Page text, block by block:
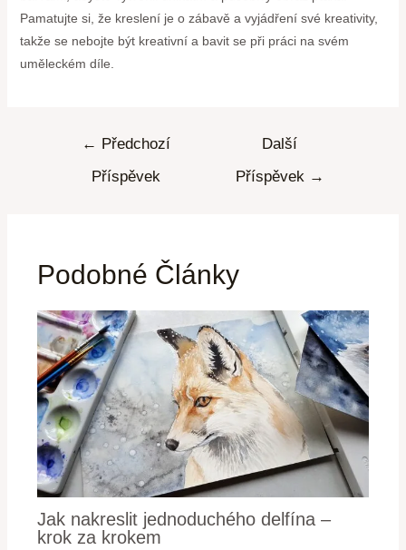
Pamatujte si, že kreslení je o zábavě a vyjádření své kreativity,
takže se nebojte být kreativní a bavit se při práci na svém
uměleckém díle.
← Předchozí
Příspěvek
Další
Příspěvek →
Podobné Články
Jak nakreslit jednoduchého delfína –
krok za krokem